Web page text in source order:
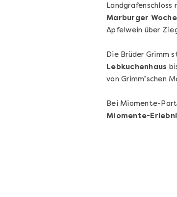
Wein- & Käse-
Wein- und Käse-Verkostung
Ganz Deutschland und
Landgrafenschloss
Marburger
Apfelwein über
Die Brüder Grimm
Lebkuchenhaus
von Grimm’schen
Bei Miomente-
Miomente-